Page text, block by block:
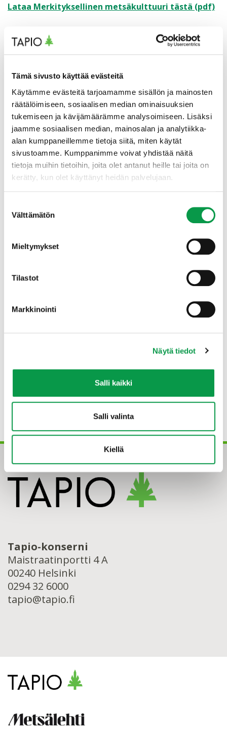
Tämä sivusto käyttää evästeitä
Käytämme evästeitä tarjoamamme sisällön ja mainosten
räätälöimiseen, sosiaalisen median ominaisuuksien
tukemiseen ja kävijämäärämme analysoimiseen. Lisäksi
jaamme sosiaalisen median, mainosalan ja analytiikka-
alan kumppaneillemme tietoja siitä, miten käytät
sivustoamme. Kumppanimme voivat yhdistää näitä
tietoja muihin tietoihin, joita olet antanut heille tai joita on
kerätty, kun olet käyttänyt heidän palvelujaan.
valinta
Välttämätön
Mieltymykset
Tilastot
Markkinointi
Näytä tiedot
Salli kaikki
Salli valinta
Kiellä
Lataa Merkityksellinen metsäkulttuuri tästä (pdf)
Arnkil, N. 2016. Merkityksellinen
© Tapio Oy
ISSN 2342-804X (pdf)
ISBN 978-952-5632-38-5
Tapio-konserni
Maistraatinportti 4 A
00240 Helsinki
0294 32 6000
tapio@tapio.fi